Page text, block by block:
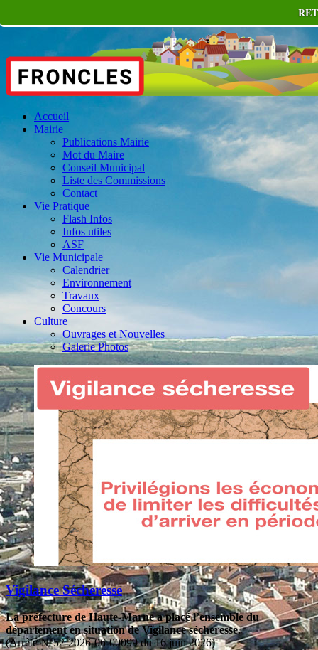
Accueil
Mairie
Publications Mairie
Mot du Maire
Conseil Municipal
Liste des Commissions
Contact
Vie Pratique
Flash Infos
Infos utiles
ASF
Vie Municipale
Calendrier
Environnement
Travaux
Concours
Culture
Ouvrages et Nouvelles
Galerie Photos
Vigilance Sécheresse
La préfecture de Haute-Marne a placé l’ensemble du
département en situation de Vigilance sécheresse.
(Arrêté N°52-2026-06-00099 du 16 juin 2026)